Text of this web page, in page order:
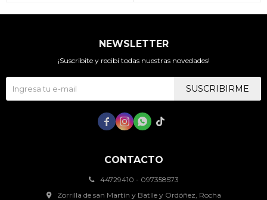
CONTACTO
44729410 - 097358573
Zorrilla de san Martín y Batlle y Ordóñez, Rocha
NEWSLETTER
¡Suscribite y recibí todas nuestras novedades!
SUSCRIBIRME
   